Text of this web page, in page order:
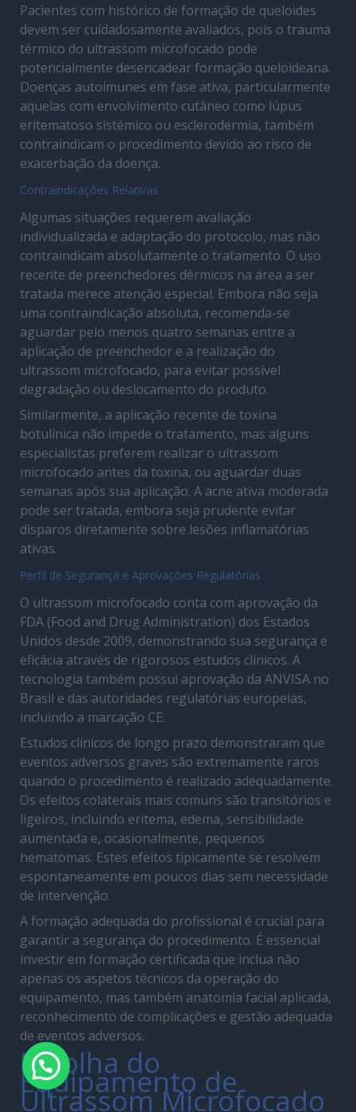
Pacientes com histórico de formação de queloides
devem ser cuidadosamente avaliados, pois o trauma
térmico do ultrassom microfocado pode
potencialmente desencadear formação queloideana.
Doenças autoimunes em fase ativa, particularmente
aquelas com envolvimento cutâneo como lúpus
eritematoso sistémico ou esclerodermia, também
contraindicam o procedimento devido ao risco de
exacerbação da doença.
Contraindicações Relativas
Algumas situações requerem avaliação
individualizada e adaptação do protocolo, mas não
contraindicam absolutamente o tratamento. O uso
recente de preenchedores dérmicos na área a ser
tratada merece atenção especial. Embora não seja
uma contraindicação absoluta, recomenda-se
aguardar pelo menos quatro semanas entre a
aplicação de preenchedor e a realização do
ultrassom microfocado, para evitar possível
degradação ou deslocamento do produto.
Similarmente, a aplicação recente de toxina
botulínica não impede o tratamento, mas alguns
especialistas preferem realizar o ultrassom
microfocado antes da toxina, ou aguardar duas
semanas após sua aplicação. A acne ativa moderada
pode ser tratada, embora seja prudente evitar
disparos diretamente sobre lesões inflamatórias
ativas.
Perfil de Segurança e Aprovações Regulatórias
O ultrassom microfocado conta com aprovação da
FDA (Food and Drug Administration) dos Estados
Unidos desde 2009, demonstrando sua segurança e
eficácia através de rigorosos estudos clínicos. A
tecnologia também possui aprovação da ANVISA no
Brasil e das autoridades regulatórias europeias,
incluindo a marcação CE.
Estudos clínicos de longo prazo demonstraram que
eventos adversos graves são extremamente raros
quando o procedimento é realizado adequadamente.
Os efeitos colaterais mais comuns são transitórios e
ligeiros, incluindo eritema, edema, sensibilidade
aumentada e, ocasionalmente, pequenos
hematomas. Estes efeitos tipicamente se resolvem
espontaneamente em poucos dias sem necessidade
de intervenção.
A formação adequada do profissional é crucial para
garantir a segurança do procedimento. É essencial
investir em formação certificada que inclua não
apenas os aspetos técnicos da operação do
equipamento, mas também anatomia facial aplicada,
reconhecimento de complicações e gestão adequada
de eventos adversos.
Escolha do
Equipamento de
Ultrassom Microfocado
Precisa de ajuda?